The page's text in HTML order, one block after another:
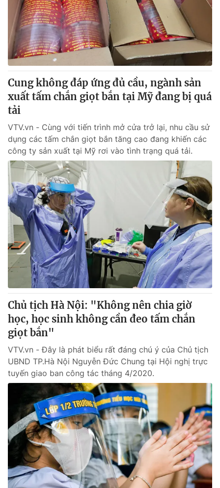
Hitech Công nghệ tương lai
Sản phẩm
Thị trường
Tư vấn
Giao lưu trực tuyến
Lịch phát sóng
Chuyên mục khác
Emagazine Podcast
Photo Infographic
Video Shorts video
VTV Money
VTV Sức khoẻ
Thị trường 24h Tấm lòng Việt
VTV4 Vươn mình bằng AI
VTV9 VTV8
Liên hệ tòa soạn English
THỜI BÁO VTV
Theo dõi báo trên
Cơ quan chủ quản:Đài Truyền hình Việt Nam
Cơ quan báo chí:Thời báo VTV
Giấy phép hoạt động báo in và báo điện tử số 483/GP-BTTTT
Cung không đáp ứng đủ cầu, ngành sản
xuất tấm chắn giọt bắn tại Mỹ đang bị quá
tải
VTV.vn - Cùng với tiến trình mở cửa trở lại, nhu cầu sử
dụng các tấm chắn giọt bắn tăng cao đang khiến các
công ty sản xuất tại Mỹ rơi vào tình trạng quá tải.
Chủ tịch Hà Nội: "Không nên chia giờ
học, học sinh không cần đeo tấm chắn
giọt bắn"
VTV.vn - Đây là phát biểu rất đáng chú ý của Chủ tịch
UBND TP.Hà Nội Nguyễn Đức Chung tại Hội nghị trực
tuyến giao ban công tác tháng 4/2020.